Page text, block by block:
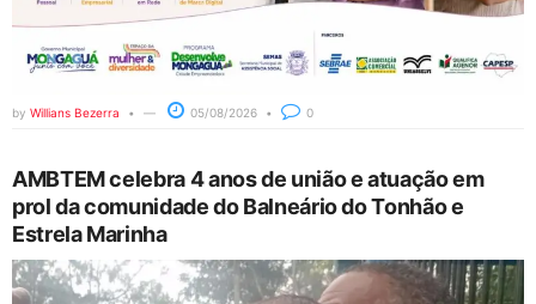
by Willians Bezerra 05/08/2026 0
AMBTEM celebra 4 anos de união e atuação em
prol da comunidade do Balneário do Tonhão e
Estrela Marinha